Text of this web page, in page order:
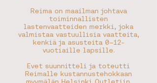
Reima on maailman johtava
toiminnallisten
lastenvaatteiden merkki, joka
valmistaa vastuullisia vaatteita,
kenkiä ja asusteita 0–12-
vuotiaille lapsille.
Evet suunnitteli ja toteutti
Reimalle kustannustehokkaan